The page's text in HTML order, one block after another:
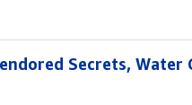
Secrets, Water